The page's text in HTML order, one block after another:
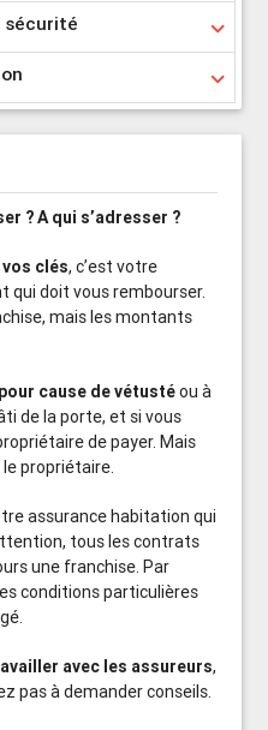
keyboard_arrow_down
sécurité
keyboard_arrow_down
?A qui s’adresser ?
clés, c’est votre
qui doit vous rembourser.
mais les montants
cause de vétustéou à
de la porte, et si vous
de payer. Mais
propriétaire.
assurance habitation qui
tous les contrats
une franchise. Par
conditions particulières
avec les assureurs,
pas à demander conseils.